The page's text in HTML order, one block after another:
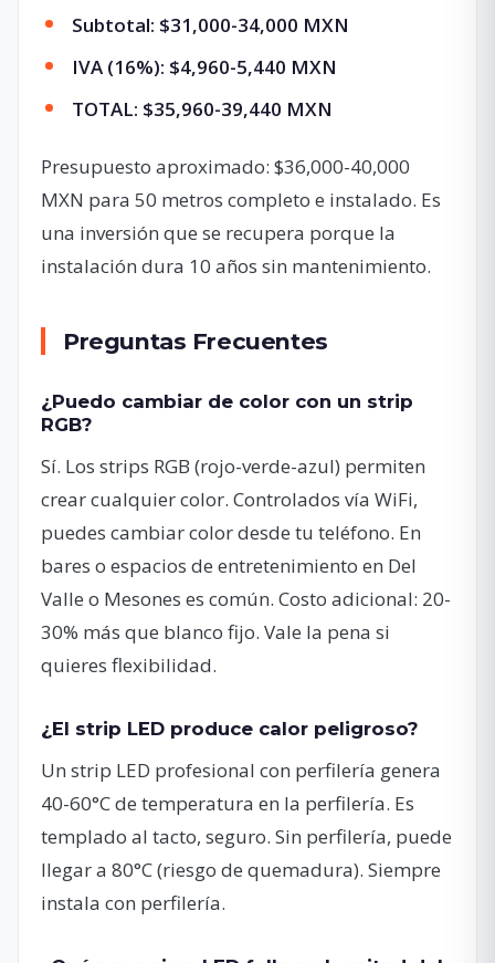
Subtotal: $31,000-34,000 MXN
IVA (16%): $4,960-5,440 MXN
TOTAL: $35,960-39,440 MXN
Presupuesto aproximado: $36,000-40,000
MXN para 50 metros completo e instalado. Es
una inversión que se recupera porque la
instalación dura 10 años sin mantenimiento.
Preguntas Frecuentes
¿Puedo cambiar de color con un strip
RGB?
Sí. Los strips RGB (rojo-verde-azul) permiten
crear cualquier color. Controlados vía WiFi,
puedes cambiar color desde tu teléfono. En
bares o espacios de entretenimiento en Del
Valle o Mesones es común. Costo adicional: 20-
30% más que blanco fijo. Vale la pena si
quieres flexibilidad.
¿El strip LED produce calor peligroso?
Un strip LED profesional con perfilería genera
40-60°C de temperatura en la perfilería. Es
templado al tacto, seguro. Sin perfilería, puede
llegar a 80°C (riesgo de quemadura). Siempre
instala con perfilería.